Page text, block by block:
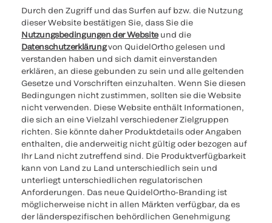
Durch den Zugriff und das Surfen auf bzw. die Nutzung
dieser Website bestätigen Sie, dass Sie die
Nutzungsbedingungen der Websiteund die
Datenschutzerklärungvon QuidelOrtho gelesen und
verstanden haben und sich damit einverstanden
erklären, an diese gebunden zu sein und alle geltenden
Gesetze und Vorschriften einzuhalten. Wenn Sie diesen
Bedingungen nicht zustimmen, sollten sie die Website
nicht verwenden. Diese Website enthält Informationen,
die sich an eine Vielzahl verschiedener Zielgruppen
richten. Sie könnte daher Produktdetails oder Angaben
enthalten, die anderweitig nicht gültig oder bezogen auf
Ihr Land nicht zutreffend sind. Die Produktverfügbarkeit
kann von Land zu Land unterschiedlich sein und
unterliegt unterschiedlichen regulatorischen
Anforderungen. Das neue QuidelOrtho-Branding ist
möglicherweise nicht in allen Märkten verfügbar, da es
der länderspezifischen behördlichen Genehmigung